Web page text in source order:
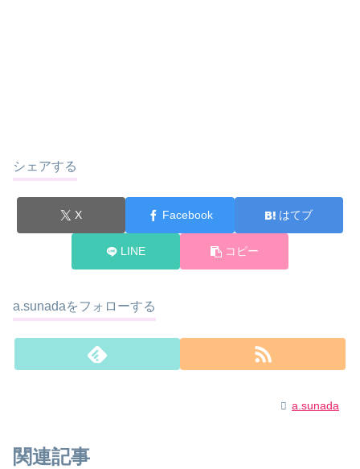
シェアする
X Facebook はてブ
LINE コピー
a.sunadaをフォローする
a.sunada
関連記事